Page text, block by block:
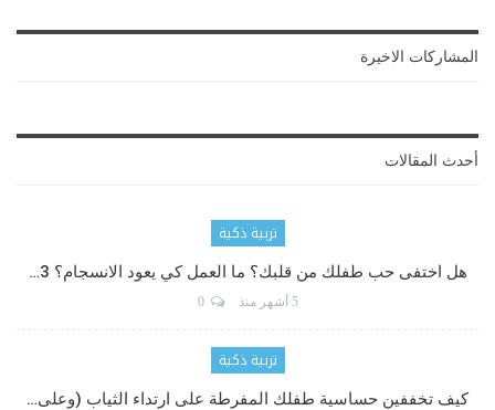
المشاركات الاخيرة
أحدث المقالات
تربية ذكية
هل اختفى حب طفلك من قلبك؟ ما العمل كي يعود الانسجام؟ 3…
5 أشهر منذ 0
تربية ذكية
كيف تخففين حساسية طفلك المفرطة على ارتداء الثياب (وعلى…